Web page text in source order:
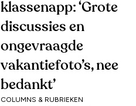
klassenapp: ‘Grote
discussies en
ongevraagde
vakantiefoto’s, nee
bedankt’
COLUMNS & RUBRIEKEN